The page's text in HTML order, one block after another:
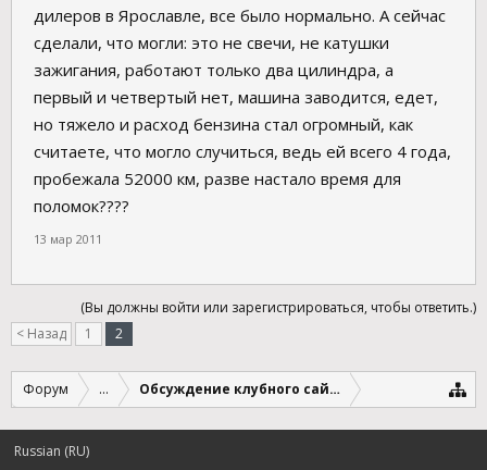
дилеров в Ярославле, все было нормально. А сейчас
сделали, что могли: это не свечи, не катушки
зажигания, работают только два цилиндра, а
первый и четвертый нет, машина заводится, едет,
но тяжело и расход бензина стал огромный, как
считаете, что могло случиться, ведь ей всего 4 года,
пробежала 52000 км, разве настало время для
поломок????
13 мар 2011
(Вы должны войти или зарегистрироваться, чтобы ответить.)
< Назад
1 2
Форум ... Обсуждение клубного сайта и форумов
Russian (RU)